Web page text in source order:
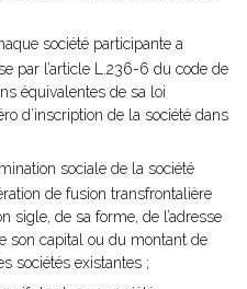
société participante a
par l’article L.236-6 du code de
équivalentes de sa loi
d’inscription de la société dans
sociale de la société
de fusion transfrontalière
sigle, de sa forme, de l’adresse
son capital ou du montant de
sociétés existantes ;